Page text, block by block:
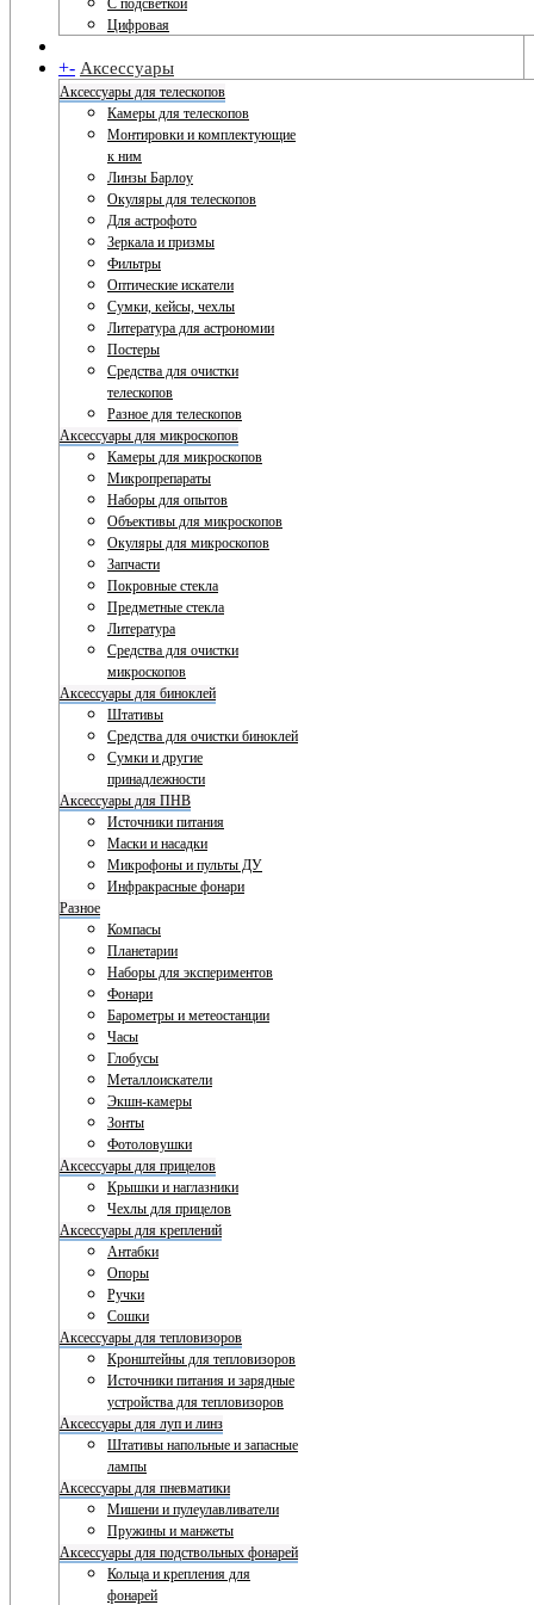
С подсветкой
Цифровая
+- Аксессуары
Аксессуары для телескопов
Камеры для телескопов
Монтировки и комплектующие
к ним
Линзы Барлоу
Окуляры для телескопов
Для астрофото
Зеркала и призмы
Фильтры
Оптические искатели
Сумки, кейсы, чехлы
Литература для астрономии
Постеры
Средства для очистки
телескопов
Разное для телескопов
Аксессуары для микроскопов
Камеры для микроскопов
Микропрепараты
Наборы для опытов
Объективы для микроскопов
Окуляры для микроскопов
Запчасти
Покровные стекла
Предметные стекла
Литература
Средства для очистки
микроскопов
Аксессуары для биноклей
Штативы
Средства для очистки биноклей
Сумки и другие
принадлежности
Аксессуары для ПНВ
Источники питания
Маски и насадки
Микрофоны и пульты ДУ
Инфракрасные фонари
Разное
Компасы
Планетарии
Наборы для экспериментов
Фонари
Барометры и метеостанции
Часы
Глобусы
Металлоискатели
Экшн-камеры
Зонты
Фотоловушки
Аксессуары для прицелов
Крышки и наглазники
Чехлы для прицелов
Аксессуары для креплений
Антабки
Опоры
Ручки
Сошки
Аксессуары для тепловизоров
Кронштейны для тепловизоров
Источники питания и зарядные
устройства для тепловизоров
Аксессуары для луп и линз
Штативы напольные и запасные
лампы
Аксессуары для пневматики
Мишени и пулеулавливатели
Пружины и манжеты
Аксессуары для подствольных фонарей
Кольца и крепления для
фонарей